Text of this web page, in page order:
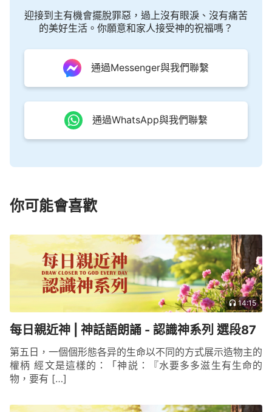
迎接到主有機會擺脫罪惡，過上沒有眼淚、沒有痛苦
的美好生活。你願意和家人接受神的祝福嗎？
通過Messenger與我們聯繫
通過WhatsApp與我們聯繫
你可能會喜歡
14:15
每日親近神 | 神話語朗誦 - 認識神系列 選段87
第五日，一個個形態各异的生命以不同的方式展示造物主的
權柄 經文是這樣的：「神説：『水要多多滋生有生命的
物，要有 […]